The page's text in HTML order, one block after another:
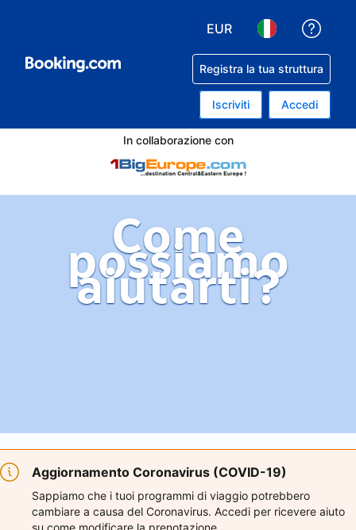
EUR
Registra la tua struttura
Iscriviti Accedi
In collaborazione con
Come
possiamo
aiutarti?
Aggiornamento Coronavirus (COVID-19)
Sappiamo che i tuoi programmi di viaggio potrebbero
cambiare a causa del Coronavirus. Accedi per ricevere aiuto
su come modificare la prenotazione.